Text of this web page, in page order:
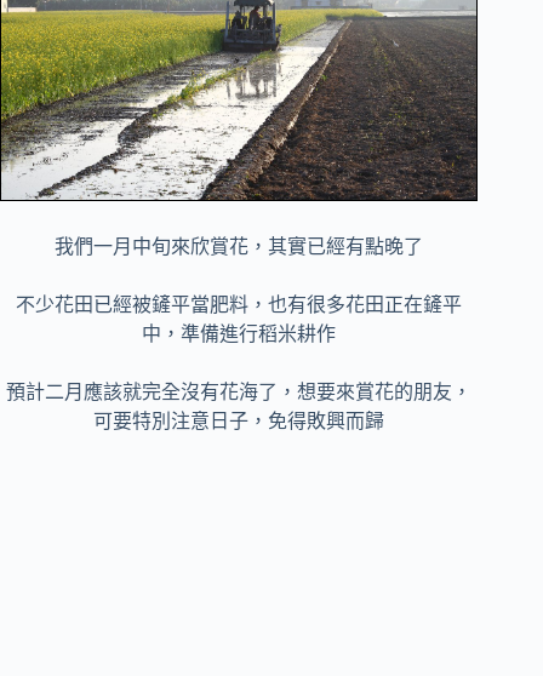
我們一月中旬來欣賞花，其實已經有點晚了
不少花田已經被鏟平當肥料，也有很多花田正在鏟平
中，準備進行稻米耕作
預計二月應該就完全沒有花海了，想要來賞花的朋友，
可要特別注意日子，免得敗興而歸